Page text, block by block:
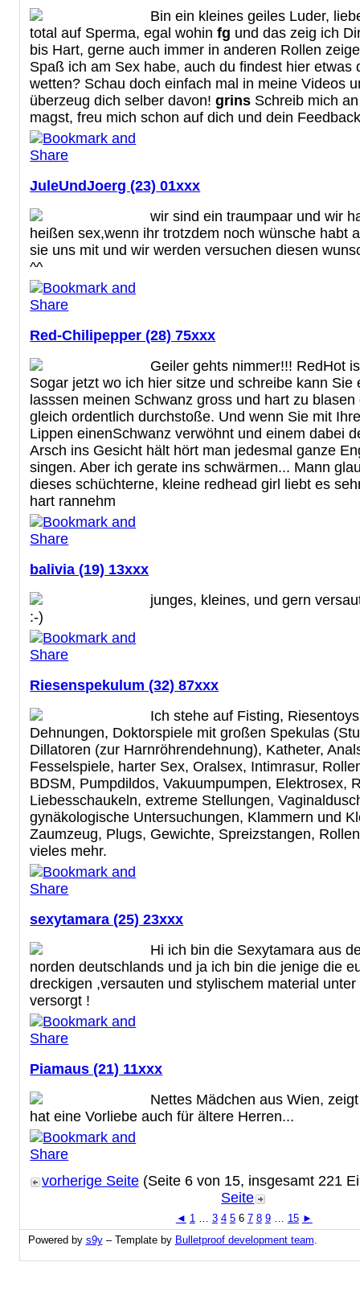
Bin ein kleines geiles Luder,
total auf Sperma, egal wohinfg und das zeig ich
bis Hart, gerne auch immer in anderen Rollen
Spaß ich am Sex habe, auch du findest hier etwas
wetten? Schau doch einfach mal in meine Videos
überzeug dich selber davon!grins Schreib mich
magst, freu mich schon auf dich und dein
JuleUndJoerg (23) 01xxx
wir sind ein traumpaar und wir
heißen sex,wenn ihr trotzdem noch wünsche habt
sie uns mit und wir werden versuchen diesen
^^
Red-Chilipepper (28) 75xxx
Geiler gehts nimmer!!! RedHot
Sogar jetzt wo ich hier sitze und schreibe kann Sie
lasssen meinen Schwanz gross und hart zu
gleich ordentlich durchstoße. Und wenn Sie mit
Lippen einenSchwanz verwöhnt und einem dabei
Arsch ins Gesicht hält hört man jedesmal ganze
singen. Aber ich gerate ins schwärmen... Mann
dieses schüchterne, kleine redhead girl liebt es
hart rannehm
balivia (19) 13xxx
junges, kleines, und gern
:-)
Riesenspekulum (32) 87xxx
Ich stehe auf Fisting,
Dehnungen, Doktorspiele mit großen Spekulas
Dillatoren (zur Harnröhrendehnung), Katheter,
Fesselspiele, harter Sex, Oralsex, Intimrasur,
BDSM, Pumpdildos, Vakuumpumpen, Elektrosex,
Liebesschaukeln, extreme Stellungen,
gynäkologische Untersuchungen, Klammern und
Zaumzeug, Plugs, Gewichte, Spreizstangen,
vieles mehr.
sexytamara (25) 23xxx
Hi ich bin die Sexytamara aus
norden deutschlands und ja ich bin die jenige die
dreckigen ,versauten und stylischem material
versorgt !
Piamaus (21) 11xxx
Nettes Mädchen aus Wien,
hat eine Vorliebe auch für ältere Herren...
vorherige Seite(Seite 6 von 15, insgesamt 221
Seite
◄ 1 3 4 5 6 7 8 9… 15 ►
Powered by s9y– Template by Bulletproof development team.